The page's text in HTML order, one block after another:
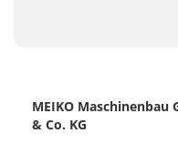
MEIKO Maschinenbau
& Co. KG